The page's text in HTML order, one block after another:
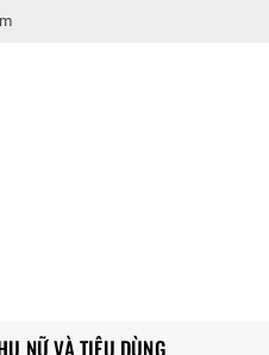
NỮ VÀ TIÊU DÙNG